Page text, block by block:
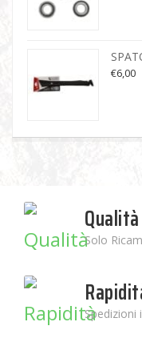
€6,00
Qualità
Solo
Spedizioni